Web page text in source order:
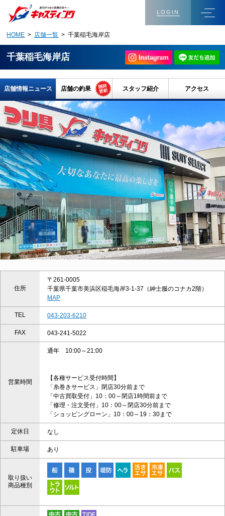
LOGIN
HOME > 店舗一覧 > 千葉稲毛海岸店
千葉稲毛海岸店
店舗情報ニュース 店舗の釣果 スタッフ紹介 アクセス
住所
〒261-0005
千葉県千葉市美浜区稲毛海岸3-1-37（紳士服のコナカ2階）
MAP
TEL 043-203-6210
FAX 043-241-5022
営業時間
通年 10:00～21:00
【各種サービス受付時間】
「糸巻きサービス」閉店30分前まで
「中古買取受付」10：00～閉店1時間前まで
「修理・注文受付」10：00～閉店30分前まで
「ショッピングローン」10：00～19：30まで
定休日 なし
駐車場 あり
取り扱い
商品種別